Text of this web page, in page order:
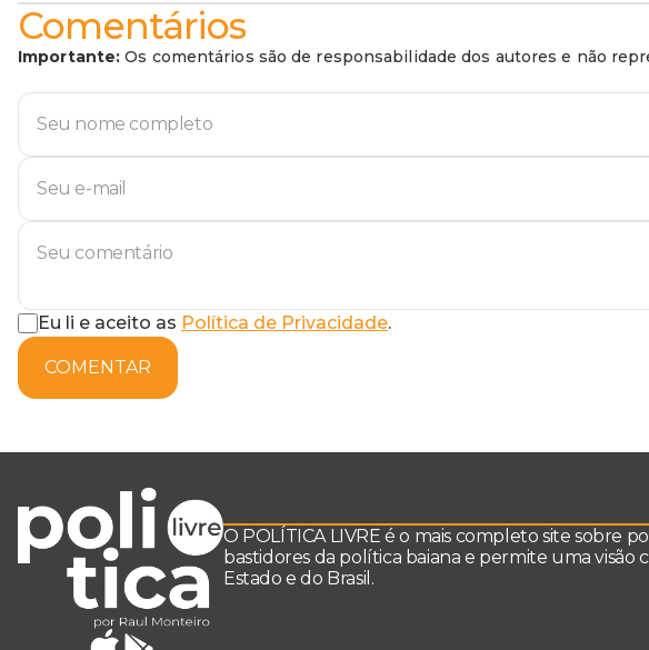
Comentários
Importante: Os comentários são de responsabilidade dos autores e não
Eu li e aceito as Política de Privacidade.
COMENTAR
O POLÍTICA LIVRE é o mais completo site sobre
bastidores da política baiana e permite uma visão
Estado e do Brasil.